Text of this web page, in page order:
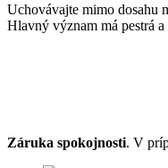
Uchovávajte mimo dosahu
Hlavný význam má pestrá
Záruka spokojnosti. V